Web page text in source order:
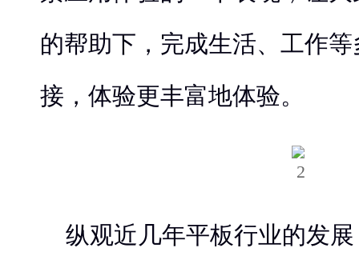
的帮助下，完成生活、工作
接，体验更丰富地体验。
纵观近几年平板行业的发